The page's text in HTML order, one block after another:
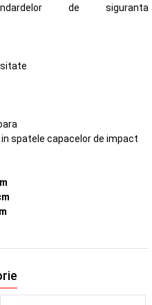
de siguranta
spatele capacelor de impact